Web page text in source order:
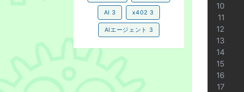
AI 3 x402 3
AIエージェント 3